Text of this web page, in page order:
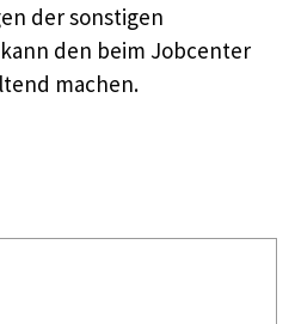
der sonstigen
den beim Jobcenter
machen.